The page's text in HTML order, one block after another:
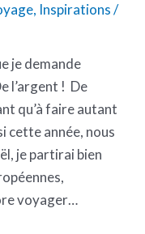
, Inspirations/
je demande
l’argent ! De
qu’à faire autant
cette année, nous
je partirai bien
voyager…